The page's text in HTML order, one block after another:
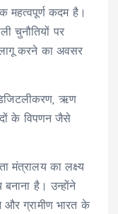
महत्वपूर्ण कदम है।
चुनौतियों पर
करने का अवसर
ऋण
के विपणन जैसे
मंत्रालय का लक्ष्य
बनाना है। उन्होंने
और ग्रामीण भारत के